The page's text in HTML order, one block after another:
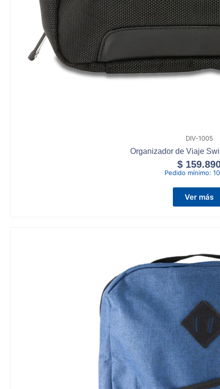
DIV-1005
Organizador de Viaje
$
Pedido mínimo:
Ver más